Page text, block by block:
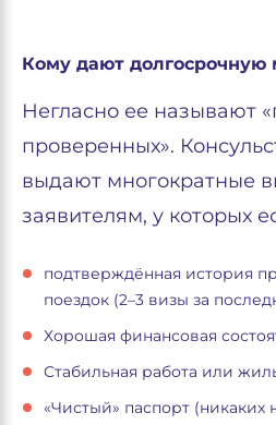
Кому дают долгосрочную
Негласно ее называют
проверенных».
выдают многократные
заявителям, у которых
подтверждённая история
поездок (2–3 визы за
Хорошая финансовая
Стабильная работа или
«Чистый» паспорт